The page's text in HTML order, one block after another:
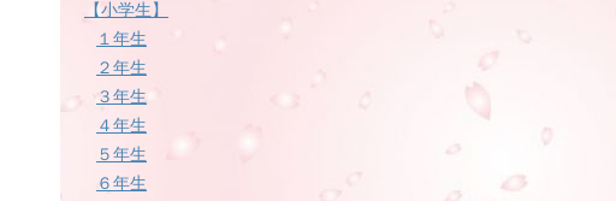
【小学生】
１年生
２年生
３年生
４年生
５年生
６年生